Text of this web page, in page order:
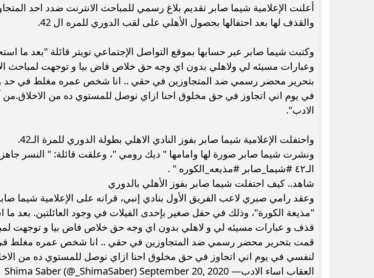
أعلنت الإعلامية شيما صابر تقديم بلاغ رسمي للمباحث الانترنت ضدد احد
والقذف لها بعد احتفالها بحصول الأهلي على لقب الدوري للمره ال 42.
وكتبت شيما صابر عبر حسابها بموقع التواصل الإجتماعي تويتر قائلة "‏بعد
وعبارات مسيئه لي ولاهلي بدون اي وجه حق خلاص فاض بيا و توجهت لمباحث
بتحرير محضر رسمي ضد المتجاوزين في حقي .. انا شخص عمره مغلط في
في يوم اني اتجاوز في حق مخلوق احنا ازاي نوصل للمستوي ده من الاخلاق.من
الادب".
واحتفلت الإعلامية شيما صابر بفوز النادي الاهلي بطولة الدوري للمرة الـ42.
ونشرت شيما صابر صورة لها وامامها " ديك رومي "، وعلقت قائلة: " النسر جاهز
الـ٤٢ #شيما_صابر #مذيعه_الكوره " .
شاهد.. كيف احتفلت شيما صابر بفوز الأهلي بالدوري
وعقد رامي صبري لاعب الفريق الأول بنادي إنبي، قرانه على الإعلامية شيما
"مذيعة الكورة"، وذلك في حفل صغير بإحدى الفيلات في وجود العائلتين. بعد
قذف و عبارات مسيئه لي و لاهلي بدون اي وجه حق خلاص فاض بيا و توجهت
قمت بتحرير محضر رسمي ضد المتجاوزين في حقي .. انا شخص عمره مغلط
لنفسي في يوم اني اتجاوز في حق مخلوق احنا ازاي نوصل للمستوي ده من
العقاب اساء الادب— Shima Saber (@_ShimaSaber) September 20, 2020
بيزيرا يرد على أزمة رحيله عن الزمالك
ويكشف تفاصيل العرض والاتفاق مع...
ذكرى وفاة سناء مظهر.. حكاية الفنانة التي
تألقت في 13 فيلمًا ثم...
سر اختيار عادل